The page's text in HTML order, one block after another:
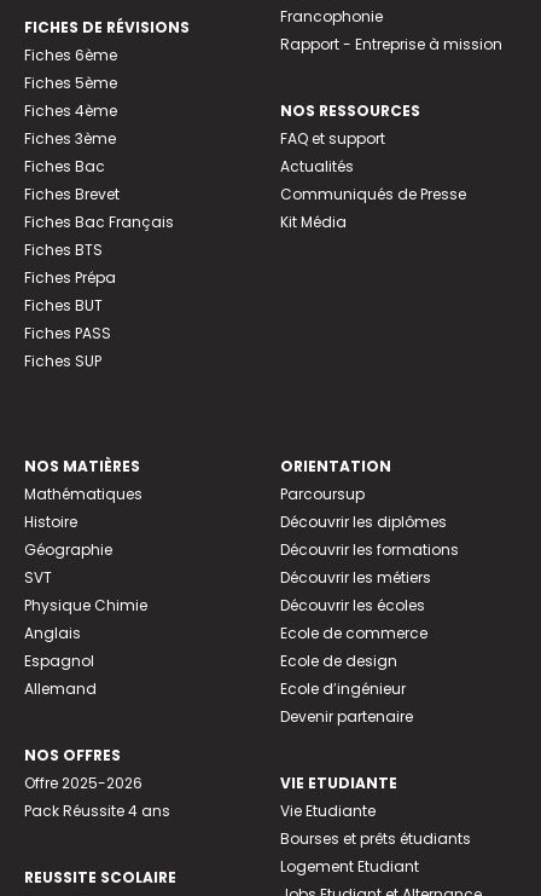
FICHES DE RÉVISIONS
Fiches 6ème
Fiches 5ème
Fiches 4ème
Fiches 3ème
Fiches Bac
Fiches Brevet
Fiches Bac Français
Fiches BTS
Fiches Prépa
Fiches BUT
Fiches PASS
Fiches SUP
Francophonie
Rapport - Entreprise à mission
NOS RESSOURCES
FAQ et support
Actualités
Communiqués de Presse
Kit Média
NOS MATIÈRES
Mathématiques
Histoire
Géographie
SVT
Physique Chimie
Anglais
Espagnol
Allemand
NOS OFFRES
Offre 2025-2026
Pack Réussite 4 ans
REUSSITE SCOLAIRE
ORIENTATION
Parcoursup
Découvrir les diplômes
Découvrir les formations
Découvrir les métiers
Découvrir les écoles
Ecole de commerce
Ecole de design
Ecole d’ingénieur
Devenir partenaire
VIE ETUDIANTE
Vie Etudiante
Bourses et prêts étudiants
Logement Etudiant